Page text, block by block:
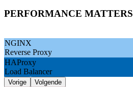
PERFORMANCE MATTERS
NGINX
Reverse Proxy
HAProxy
Load Balancer
Vorige Volgende